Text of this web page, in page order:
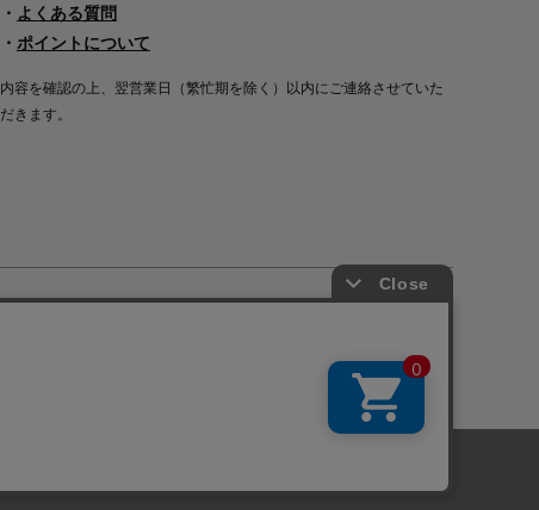
・ よくある質問
・ ポイントについて
内容を確認の上、翌営業日（繁忙期を除く）以内にご連絡させていた
だきます。
しては「